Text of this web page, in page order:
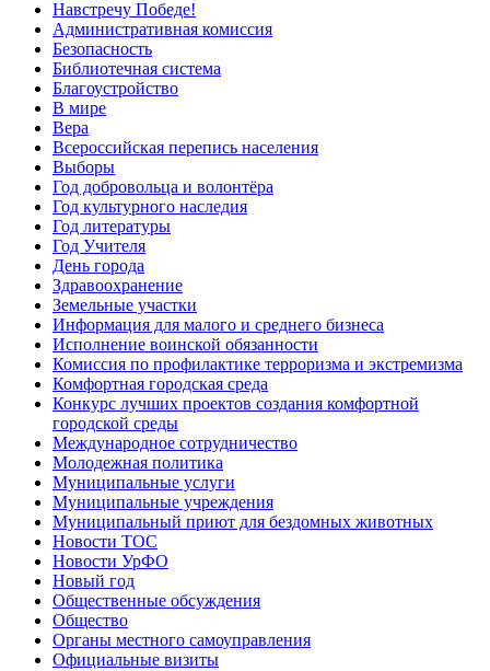
Навстречу Победе!
Административная комиссия
Безопасность
Библиотечная система
Благоустройство
В мире
Вера
Всероссийская перепись населения
Выборы
Год добровольца и волонтёра
Год культурного наследия
Год литературы
Год Учителя
День города
Здравоохранение
Земельные участки
Информация для малого и среднего бизнеса
Исполнение воинской обязанности
Комиссия по профилактике терроризма и экстремизма
Комфортная городская среда
Конкурс лучших проектов создания комфортной
городской среды
Международное сотрудничество
Молодежная политика
Муниципальные услуги
Муниципальные учреждения
Муниципальный приют для бездомных животных
Новости ТОС
Новости УрФО
Новый год
Общественные обсуждения
Общество
Органы местного самоуправления
Официальные визиты